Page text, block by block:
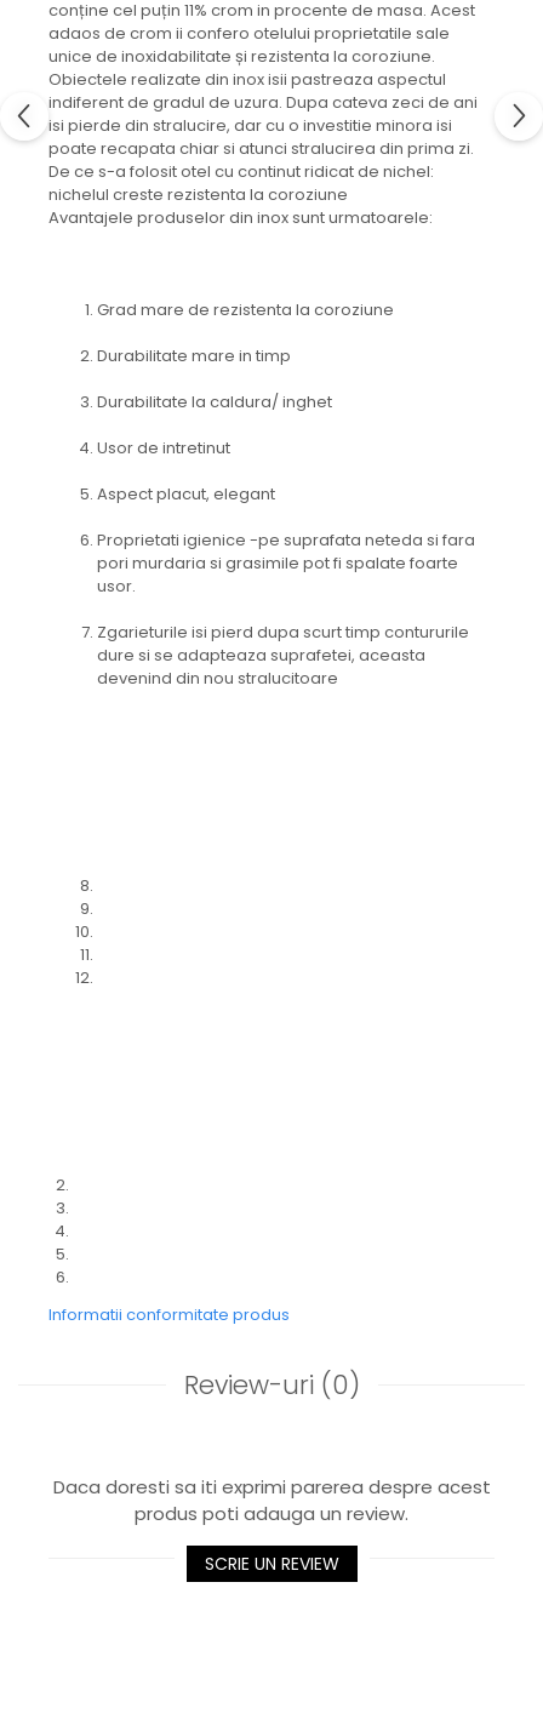
conține cel puțin 11% crom in procente de masa. Acest
adaos de crom ii confero otelului proprietatile sale
unice de inoxidabilitate și rezistenta la coroziune.
Obiectele realizate din inox isii pastreaza aspectul
indiferent de gradul de uzura. Dupa cateva zeci de ani
isi pierde din stralucire, dar cu o investitie minora isi
poate recapata chiar si atunci stralucirea din prima zi.
De ce s-a folosit otel cu continut ridicat de nichel:
nichelul creste rezistenta la coroziune
Avantajele produselor din inox sunt urmatoarele:
Grad mare de rezistenta la coroziune
Durabilitate mare in timp
Durabilitate la caldura/ inghet
Usor de intretinut
Aspect placut, elegant
Proprietati igienice -pe suprafata neteda si fara
pori murdaria si grasimile pot fi spalate foarte
usor.
Zgarieturile isi pierd dupa scurt timp contururile
dure si se adapteaza suprafetei, aceasta
devenind din nou stralucitoare
Informatii conformitate produs
Review-uri (0)
Daca doresti sa iti exprimi parerea despre acest
produs poti adauga un review.
SCRIE UN REVIEW